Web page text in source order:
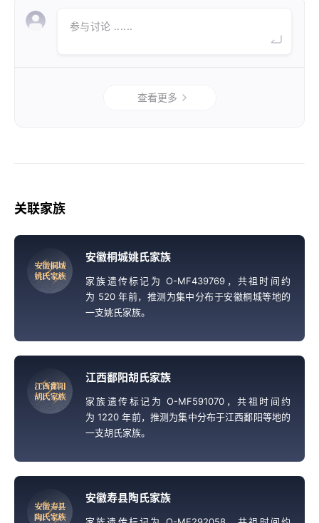
参与讨论 ......
查看更多
关联家族
安徽桐城
姚氏家族
安徽桐城姚氏家族
家族遗传标记为 O-MF439769，共祖时间约
为 520 年前，推测为集中分布于安徽桐城等地的
一支姚氏家族。
江西鄱阳
胡氏家族
江西鄱阳胡氏家族
家族遗传标记为 O-MF591070，共祖时间约
为 1220 年前，推测为集中分布于江西鄱阳等地的
一支胡氏家族。
安徽寿县
陶氏家族
安徽寿县陶氏家族